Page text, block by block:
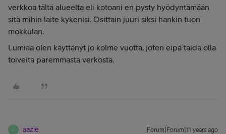
verkkoa tältä alueelta eli kotoani en pysty hyödyntämään
sitä mihin laite kykenisi. Osittain juuri siksi hankin tuon
mokkulan.
Lumiaa olen käyttänyt jo kolme vuotta, joten eipä taida olla
toiveita paremmasta verkosta.
A aazie Forum|Forum|11 years ago